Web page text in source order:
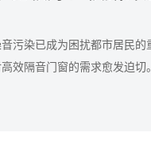
污染已成为困扰都市居民的
效隔音门窗的需求愈发迫切